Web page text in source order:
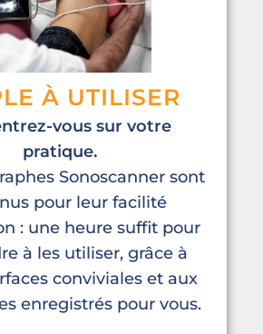
À UTILISER
vous sur votre
pratique.
Sonoscanner sont
pour leur facilité
: une heure suffit pour
à les utiliser, grâce à
conviviales et aux
enregistrés pour vous.